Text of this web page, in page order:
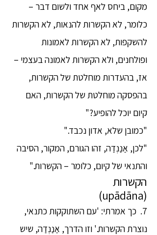
מקום, ביחס לאף אחד ולשום דבר –
כלומר, לא הקשרות להנאות, לא הקשרות
להשקפות, לא הקשרות לאמונות
ופולחנים, ולא הקשרות לאמונה בעצמי –
אז, בהעדרות מוחלטת של הקשרות,
בהפסקה מוחלטת של הקשרות, האם
קיום יוכל להופיע?"
"כמובן שלא, אדון נכבד."
"לכן, אַנַנְדַה, זהו הגורם, המקור, הסיבה
והתנאי של קיום, כלומר – הקשרות."
הקשרות
(upādāna)
7. כך אמרתי: 'עם השתוקקות כתנאי,
נוצרת הקשרות.' וזו הדרך, אַנַנְדַה, שיש